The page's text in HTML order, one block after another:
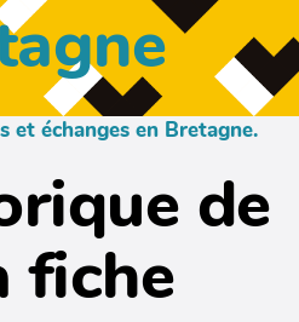
échanges en Bretagne.
de
fiche